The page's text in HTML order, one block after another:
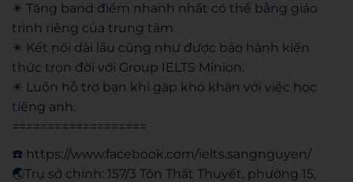
✴️ Tăng band điểm nhanh nhất có thể bằng giáo
trình riêng của trung tâm
✴️ Kết nối dài lâu cũng như được bảo hành kiến
thức trọn đời với Group IELTS Minion.
✴️ Luôn hỗ trợ bạn khi gặp khó khăn với việc học
tiếng anh.
===================
☎️ https://www.facebook.com/ielts.sangnguyen/
🌏Trụ sở chính: 157/3 Tôn Thất Thuyết, phường 15,